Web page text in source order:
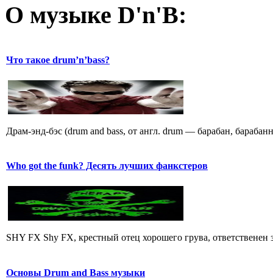
О музыке D'n'B:
Что такое drum’n’bass?
Драм-энд-бэс (drum and bass, от англ. drum — барабан,
Who got the funk? Десять лучших фанкстеров
SHY FX Shy FX, крестный отец хорошего грува,
Основы Drum and Bass музыки